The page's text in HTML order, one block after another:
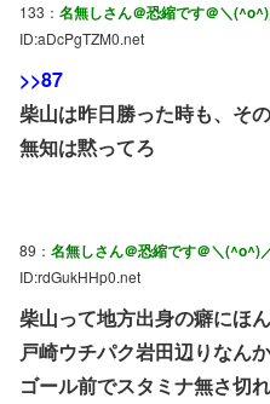
133： 名無しさん＠恐縮です＠＼
ID:aDcPgTZM0.net
>>87
柴山は昨日勝った時も、そ
無知は黙ってろ
89： 名無しさん＠恐縮です＠＼(^o^)
ID:rdGukHHp0.net
柴山って地方出身の癖にほ
戸崎ウチパク岩田辺りなん
ゴール前でスタミナ無さ切